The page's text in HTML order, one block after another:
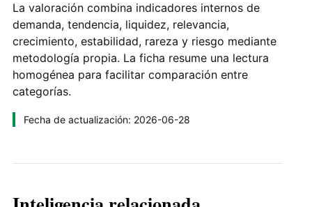
La valoración combina indicadores internos de
demanda, tendencia, liquidez, relevancia,
crecimiento, estabilidad, rareza y riesgo mediante
metodología propia. La ficha resume una lectura
homogénea para facilitar comparación entre
categorías.
Fecha de actualización: 2026-06-28